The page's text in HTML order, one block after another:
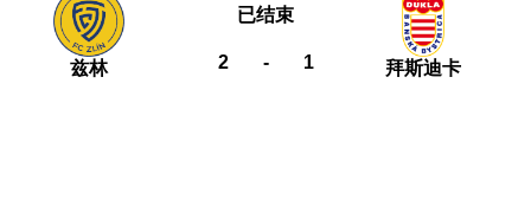
兹林 2 - 1
已结束
拜斯迪卡